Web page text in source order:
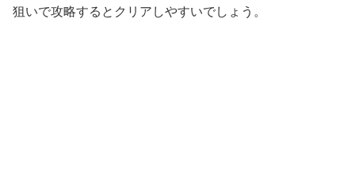
狙いで攻略するとクリアしやすいでしょう。